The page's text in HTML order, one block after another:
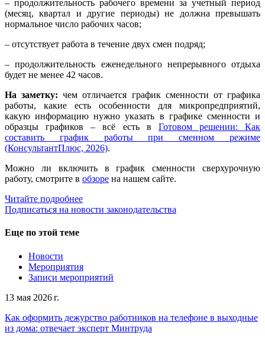
– продолжительность рабочего времени за учетный период
(месяц, квартал и другие периоды) не должна превышать
нормальное число рабочих часов;
– отсутствует работа в течение двух смен подряд;
– продолжительность еженедельного непрерывного отдыха
будет не менее 42 часов.
На заметку: чем отличается график сменности от графика
работы, какие есть особенности для микропредприятий,
какую информацию нужно указать в графике сменности и
образцы графиков – всё есть в Готовом решении: Как
составить график работы при сменном режиме
(КонсультантПлюс, 2026).
Можно ли включить в график сменности сверхурочную
работу, смотрите в обзоре на нашем сайте.
Читайте подробнее
Подписаться на новости законодательства
Еще по этой теме
Новости
Мероприятия
Записи мероприятий
13 мая 2026 г.
Как оформить дежурство работников на телефоне в выходные
из дома: отвечает эксперт Минтруда